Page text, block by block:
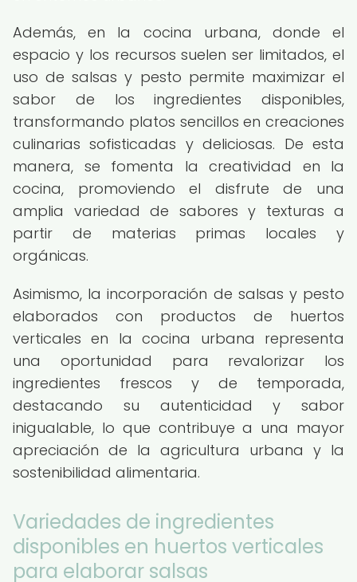
Además, en la cocina urbana, donde el
espacio y los recursos suelen ser limitados, el
uso de salsas y pesto permite maximizar el
sabor de los ingredientes disponibles,
transformando platos sencillos en creaciones
culinarias sofisticadas y deliciosas. De esta
manera, se fomenta la creatividad en la
cocina, promoviendo el disfrute de una
amplia variedad de sabores y texturas a
partir de materias primas locales y
orgánicas.
Asimismo, la incorporación de salsas y pesto
elaborados con productos de huertos
verticales en la cocina urbana representa
una oportunidad para revalorizar los
ingredientes frescos y de temporada,
destacando su autenticidad y sabor
inigualable, lo que contribuye a una mayor
apreciación de la agricultura urbana y la
sostenibilidad alimentaria.
Variedades de ingredientes
disponibles en huertos verticales
para elaborar salsas